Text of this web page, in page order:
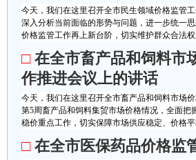
今天，我们在这里召开全市民生领域价格监管
深入分析当前面临的形势与问题，进一步统一
价格监管工作再上新台阶，切实维护群众合法
□ 在全市畜产品和饲料市
作推进会议上的讲话
今天，我们在这里召开全市畜产品和饲料市场
第5周畜产品和饲料集贸市场价格情况，全面
稳价重点工作，切实保障市场供应稳定、价格
□ 在全市医保药品价格监